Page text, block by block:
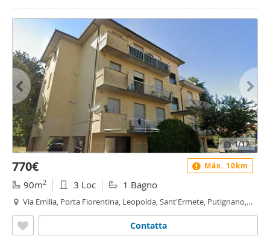
1/17
770€
90m2 3 Loc 1 Bagno
Via Emilia, Porta Fiorentina, Leopolda, Sant'Ermete, Putignano,
Contatta
Máx. 10km